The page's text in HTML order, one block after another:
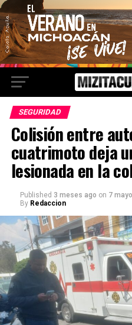
SEGURIDAD
Colisión entre
cuatrimoto deja
lesionada en la
Published 3 meses ago on 7
By Redaccion